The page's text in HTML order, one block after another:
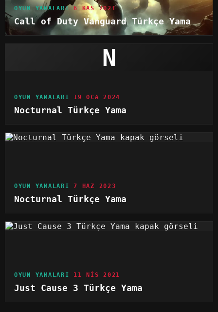
OYUN YAMALARI 6 KAS 2021
Call of Duty Vanguard Türkçe Yama
N
OYUN YAMALARI 19 OCA 2024
Nocturnal Türkçe Yama
OYUN YAMALARI 7 HAZ 2023
Nocturnal Türkçe Yama
OYUN YAMALARI 11 NIS 2021
Just Cause 3 Türkçe Yama